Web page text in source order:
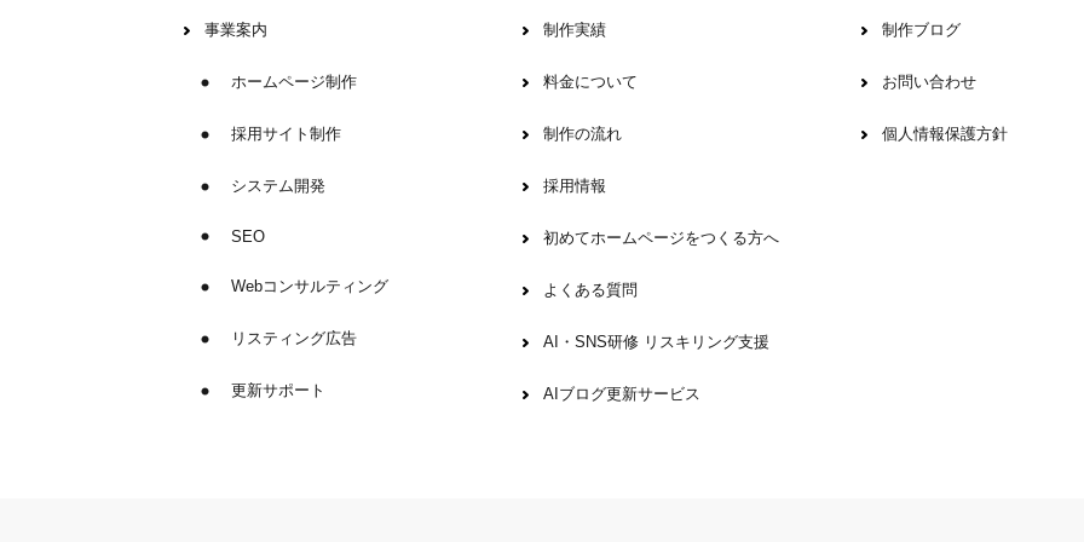
事業案内
ホームページ制作
採用サイト制作
システム開発
SEO
Webコンサルティング
リスティング広告
更新サポート
制作実績
料金について
制作の流れ
採用情報
初めてホームページをつくる方へ
よくある質問
AI・SNS研修 リスキリング支援
AIブログ更新サービス
制作ブログ
お問い合わせ
個人情報保護方針